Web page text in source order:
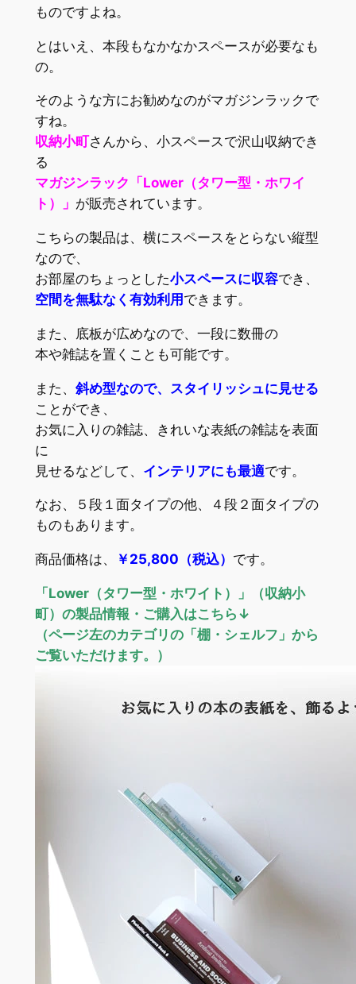
ものですよね。
とはいえ、本段もなかなかスペースが必要なも
の。
そのような方にお勧めなのがマガジンラックで
すね。
収納小町さんから、小スペースで沢山収納でき
る
マガジンラック「Lower（タワー型・ホワイ
ト）」 が販売されています。
こちらの製品は、横にスペースをとらない縦型
なので、
お部屋のちょっとした小スペースに収容でき、
空間を無駄なく有効利用 できます。
また、底板が広めなので、一段に数冊の
本や雑誌を置くことも可能です。
また、 斜め型なので、スタイリッシュに見せる
ことができ、
お気に入りの雑誌、きれいな表紙の雑誌を表面
に
見せるなどして、 インテリアにも最適です。
なお、５段１面タイプの他、４段２面タイプの
ものもあります。
商品価格は、 ￥25,800（税込） です。
「Lower（タワー型・ホワイト）」（収納小
町）の製品情報・ご購入はこちら↓
（ページ左のカテゴリの「棚・シェルフ」から
ご覧いただけます。）